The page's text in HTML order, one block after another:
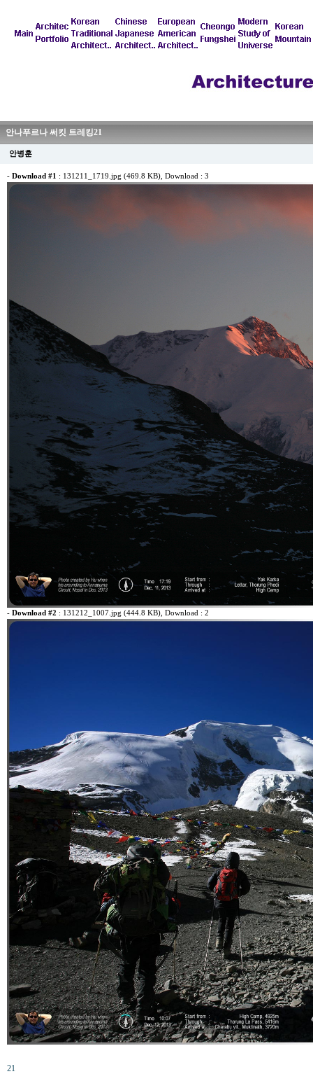
안나푸르나 써킷 트레킹21
안병훈
- Download #1 : 131211_1719.jpg (469.8 KB) , Download : 3
- Download #2 : 131212_1007.jpg (444.8 KB) , Download : 2
21